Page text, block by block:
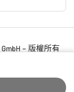
GmbH – 版權所有